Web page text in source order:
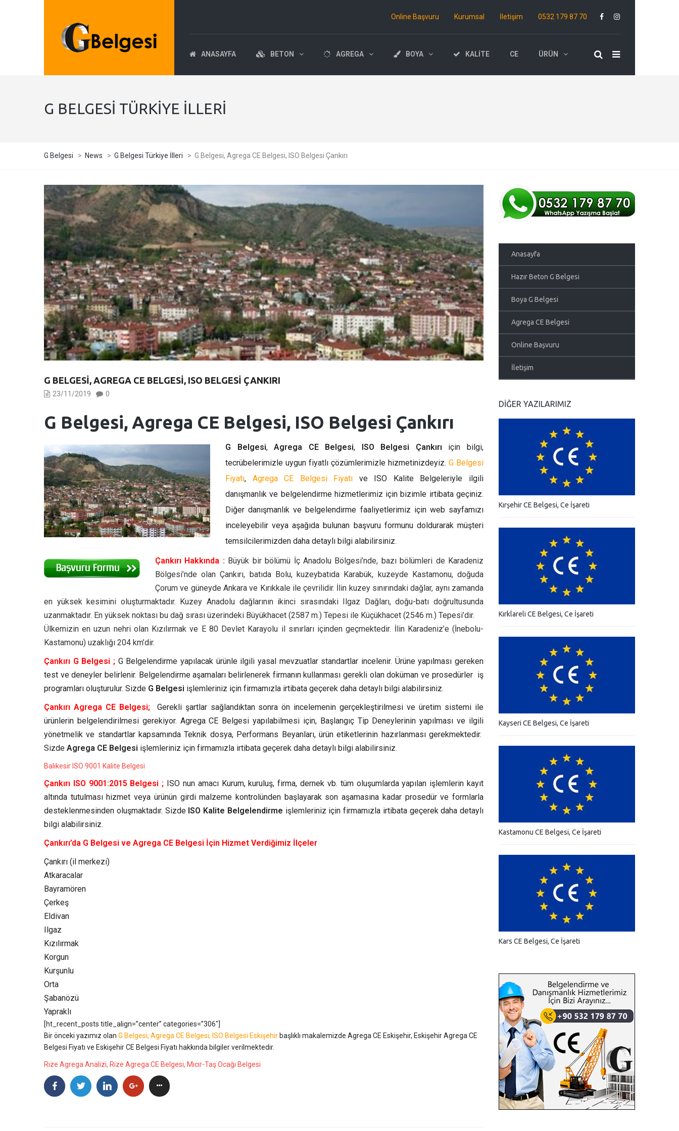
Online Başvuru Kurumsal İletişim 0532 179 87 70
ANASAYFA BETON AGREGA BOYA KALITE CE ÜRÜN
G BELGESI TÜRKIYE İLLERI
G Belgesi > News > G Belgesi Türkiye İlleri > G Belgesi, Agrega CE Belgesi, ISO Belgesi Çankırı
G BELGESI, AGREGA CE BELGESI, ISO BELGESI ÇANKIRI
23/11/2019 0
G Belgesi, Agrega CE Belgesi, ISO Belgesi Çankırı
G Belgesi,Agrega CE Belgesi, ISO Belgesi Çankırı için bilgi,
tecrübelerimizle uygun fiyatlı çözümlerimizle hizmetinizdeyiz. G Belgesi
Fiyatı, Agrega CE Belgesi Fiyatı ve ISO Kalite Belgeleriyle ilgili
danışmanlık ve belgelendirme hizmetlerimiz için bizimle irtibata geçiniz.
Diğer danışmanlık ve belgelendirme faaliyetlerimiz için web sayfamızı
inceleyebilir veya aşağıda bulunan başvuru formunu doldurarak müşteri
temsilcilerimizden daha detaylı bilgi alabilirsiniz.
Çankırı Hakkında : Büyük bir bölümü İç Anadolu Bölgesi’nde, bazı bölümleri de Karadeniz
Bölgesi’nde olan Çankırı, batıda Bolu, kuzeybatıda Karabük, kuzeyde Kastamonu, doğuda
Çorum ve güneyde Ankara ve Kırıkkale ile çevrilidir. İlin kuzey sınırındaki dağlar, aynı zamanda
en yüksek kesimini oluşturmaktadır. Kuzey Anadolu dağlarının ikinci sırasındaki Ilgaz Dağları, doğu-batı doğrultusunda
uzanmaktadır. En yüksek noktası bu dağ sırası üzerindeki Büyükhacet (2587 m.) Tepesi ile Küçükhacet (2546 m.) Tepesi’dir.
Ülkemizin en uzun nehri olan Kızılırmak ve E 80 Devlet Karayolu il sınırları içinden geçmektedir. İlin Karadeniz’e (İnebolu-
Kastamonu) uzaklığı 204 km’dir.
Çankırı G Belgesi ; G Belgelendirme yapılacak ürünle ilgili yasal mevzuatlar standartlar incelenir. Ürüne yapılması gereken
test ve deneyler belirlenir. Belgelendirme aşamaları belirlenerek firmanın kullanması gerekli olan doküman ve prosedürler iş
programları oluşturulur. Sizde G Belgesi işlemleriniz için firmamızla irtibata geçerek daha detaylı bilgi alabilirsiniz.
Çankırı Agrega CE Belgesi;
Gerekli şartlar sağlandıktan sonra ön incelemenin gerçekleştirilmesi ve üretim sistemi ile
ürünlerin belgelendirilmesi gerekiyor. Agrega CE Belgesi yapılabilmesi için, Başlangıç Tip Deneylerinin yapılması ve ilgili
yönetmelik ve standartlar kapsamında Teknik dosya, Performans Beyanları, ürün etiketlerinin hazırlanması gerekmektedir.
Sizde Agrega CE Belgesi işlemleriniz için firmamızla irtibata geçerek daha detaylı bilgi alabilirsiniz.
Balıkesir ISO 9001 Kalite Belgesi
Çankırı ISO 9001:2015 Belgesi ; ISO nun amacı Kurum, kuruluş, firma, dernek vb. tüm oluşumlarda yapılan işlemlerin kayıt
altında tutulması hizmet veya ürünün girdi malzeme kontrolünden başlayarak son aşamasına kadar prosedür ve formlarla
desteklenmesinden oluşmaktadır. Sizde ISO Kalite Belgelendirme işlemleriniz için firmamızla irtibata geçerek daha detaylı
bilgi alabilirsiniz.
Çankırı’da G Belgesi ve Agrega CE Belgesi İçin Hizmet Verdiğimiz İlçeler
Çankırı (il merkezi)
Atkaracalar
Bayramören
Çerkeş
Eldivan
Ilgaz
Kızılırmak
Korgun
Kurşunlu
Orta
Şabanözü
Yapraklı
[ht_recent_posts title_align=”center” categories=”306″]
Bir önceki yazımız olan G Belgesi, Agrega CE Belgesi, ISO Belgesi Eskişehir başlıklı makalemizde Agrega CE Eskişehir, Eskişehir Agrega CE
Belgesi Fiyatı ve Eskişehir CE Belgesi Fiyatı hakkında bilgiler verilmektedir.
Rize Agrega Analizi, Rize Agrega CE Belgesi, Mıcır-Taş Ocağı Belgesi
Anasayfa
Hazır Beton G Belgesi
Boya G Belgesi
Agrega CE Belgesi
Online Başvuru
İletişim
DIĞER YAZILARIMIZ
Kırşehir CE Belgesi, Ce İşareti
Kırklareli CE Belgesi, Ce İşareti
Kayseri CE Belgesi, Ce İşareti
Kastamonu CE Belgesi, Ce İşareti
Kars CE Belgesi, Ce İşareti